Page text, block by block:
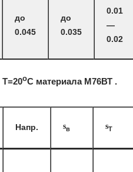
до
0.045
до
0.035
0.01
—
0.02
Т=20oС материала М76ВТ .
Напр. sв sT